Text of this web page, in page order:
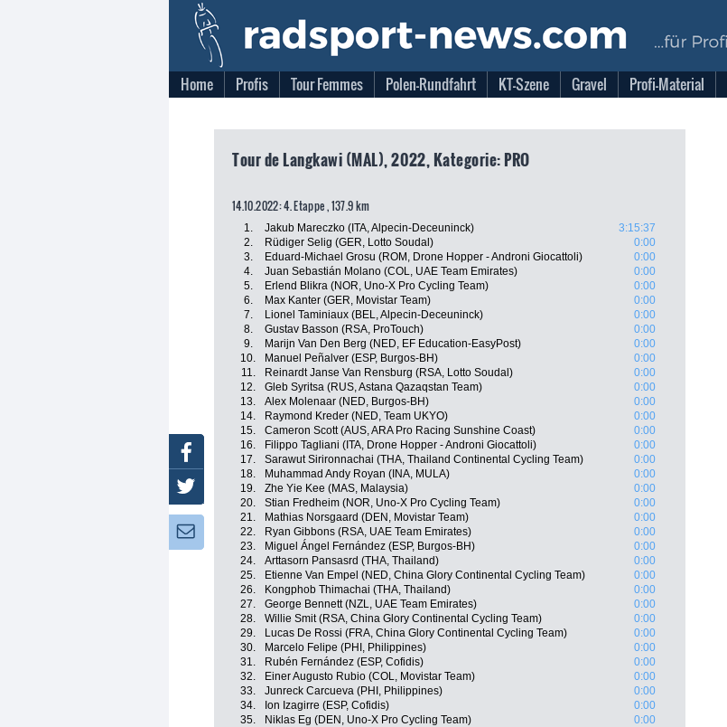
Home Profis Tour Femmes Polen-Rundfahrt KT-Szene Gravel Profi-Material
Tour de Langkawi (MAL), 2022, Kategorie: PRO
14.10.2022: 4. Etappe , 137.9 km
1. Jakub Mareczko (ITA, Alpecin-Deceuninck)
3:15:37
2.
Rüdiger Selig (GER, Lotto Soudal)
0:00
3.
Eduard-Michael Grosu (ROM, Drone Hopper - Androni Giocattoli)
0:00
4.
Juan Sebastián Molano (COL, UAE Team Emirates)
0:00
5.
Erlend Blikra (NOR, Uno-X Pro Cycling Team)
0:00
6.
Max Kanter (GER, Movistar Team)
0:00
7.
Lionel Taminiaux (BEL, Alpecin-Deceuninck)
0:00
8.
Gustav Basson (RSA, ProTouch)
0:00
9.
Marijn Van Den Berg (NED, EF Education-EasyPost)
0:00
10.
Manuel Peñalver (ESP, Burgos-BH)
0:00
11.
Reinardt Janse Van Rensburg (RSA, Lotto Soudal)
0:00
12.
Gleb Syritsa (RUS, Astana Qazaqstan Team)
0:00
13.
Alex Molenaar (NED, Burgos-BH)
0:00
14.
Raymond Kreder (NED, Team UKYO)
0:00
15.
Cameron Scott (AUS, ARA Pro Racing Sunshine Coast)
0:00
16.
Filippo Tagliani (ITA, Drone Hopper - Androni Giocattoli)
0:00
17.
Sarawut Sirironnachai (THA, Thailand Continental Cycling Team)
0:00
18.
Muhammad Andy Royan (INA, MULA)
0:00
19.
Zhe Yie Kee (MAS, Malaysia)
0:00
20.
Stian Fredheim (NOR, Uno-X Pro Cycling Team)
0:00
21.
Mathias Norsgaard (DEN, Movistar Team)
0:00
22.
Ryan Gibbons (RSA, UAE Team Emirates)
0:00
23.
Miguel Ángel Fernández (ESP, Burgos-BH)
0:00
24.
Arttasorn Pansasrd (THA, Thailand)
0:00
25.
Etienne Van Empel (NED, China Glory Continental Cycling Team)
0:00
26.
Kongphob Thimachai (THA, Thailand)
0:00
27.
George Bennett (NZL, UAE Team Emirates)
0:00
28.
Willie Smit (RSA, China Glory Continental Cycling Team)
0:00
29.
Lucas De Rossi (FRA, China Glory Continental Cycling Team)
0:00
30.
Marcelo Felipe (PHI, Philippines)
0:00
31.
Rubén Fernández (ESP, Cofidis)
0:00
32.
Einer Augusto Rubio (COL, Movistar Team)
0:00
33.
Junreck Carcueva (PHI, Philippines)
0:00
34.
Ion Izagirre (ESP, Cofidis)
0:00
35.
Niklas Eg (DEN, Uno-X Pro Cycling Team)
0:00
Facebook
Twitter
Newsletter: